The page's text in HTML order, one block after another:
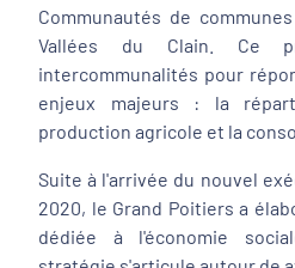
Communautés de
Vallées du Clain. Ce
intercommunalités pour
enjeux majeurs : la
production agricole et la
Suite à l'arrivée du nouvel
2020, le Grand Poitiers a
dédiée à l'économie